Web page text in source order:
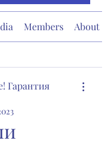
Members About
Гарантия